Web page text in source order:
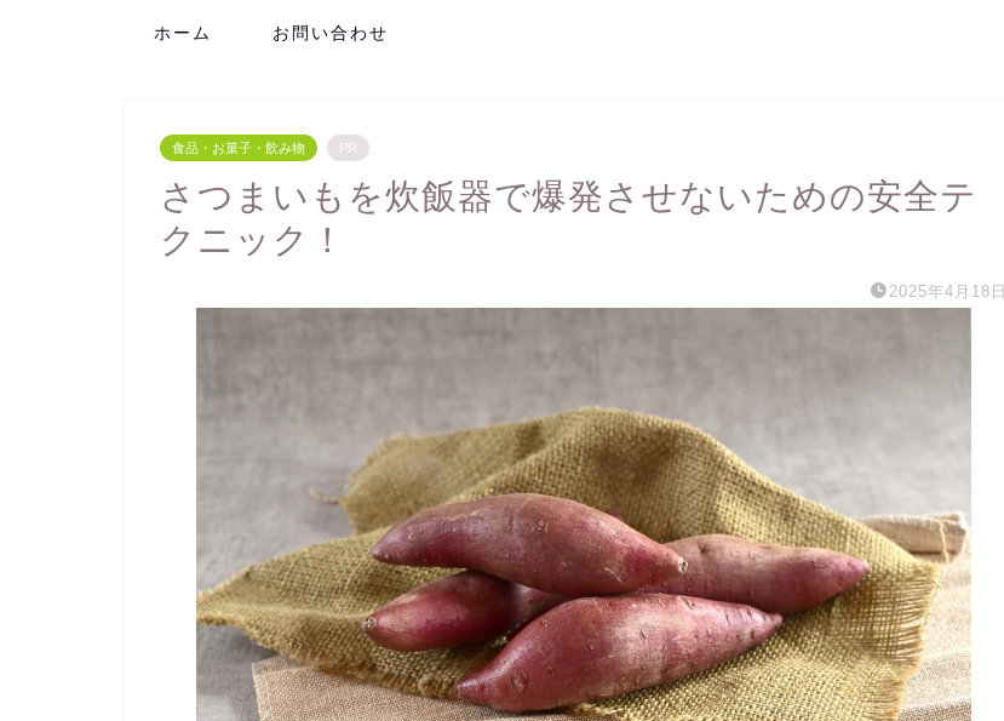
ホーム お問い合わせ
食品・お菓子・飲み物 PR
さつまいもを炊飯器で爆発させないための安全テ
クニック！
2025年4月18日